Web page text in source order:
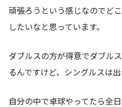
頑張ろうという感じなのでど
したいなと思っています。
ダブルスの方が得意でダブル
るんですけど、シングルスは出
自分の中で卓球やってたら全